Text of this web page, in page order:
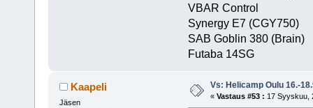
VBAR Control
Synergy E7 (CGY750)
SAB Goblin 380 (Brain)
Futaba
Kaapeli
Jäsen
Vs: Helicamp Oulu 16.-
« Vastaus #53 : 17 Syyskuu,